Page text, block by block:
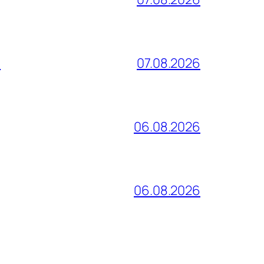
07.08.2026
06.08.2026
06.08.2026